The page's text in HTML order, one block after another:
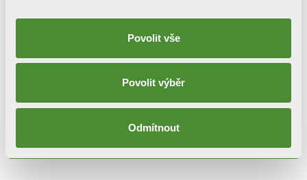
Povolit vše
Povolit výběr
Odmítnout
Dokumentace